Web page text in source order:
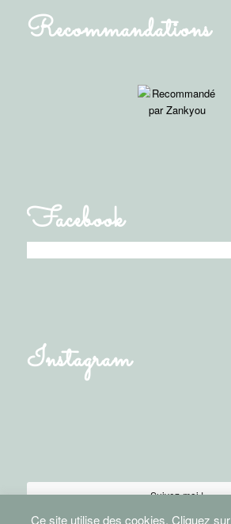
Recommandations
Facebook
Instagram
Suivez-moi !
Ce site utilise des cookies. Cliquez sur